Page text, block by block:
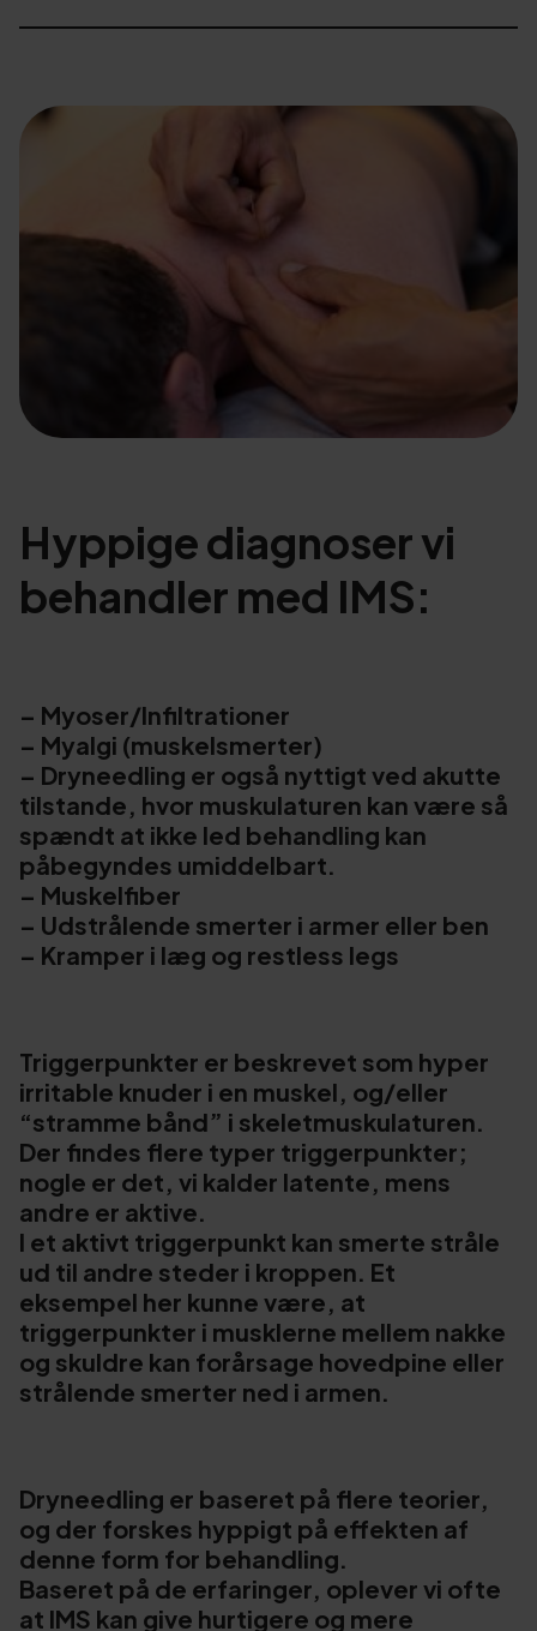
Hyppige diagnoser vi
behandler med IMS:
– Myoser/Infiltrationer
– Myalgi (muskelsmerter)
– Dryneedling er også nyttigt ved akutte
tilstande, hvor muskulaturen kan være så
spændt at ikke led behandling kan
påbegyndes umiddelbart.
– Muskelfiber
– Udstrålende smerter i armer eller ben
– Kramper i læg og restless legs
Triggerpunkter er beskrevet som hyper
irritable knuder i en muskel, og/eller
“stramme bånd” i skeletmuskulaturen.
Der findes flere typer triggerpunkter;
nogle er det, vi kalder latente, mens
andre er aktive.
I et aktivt triggerpunkt kan smerte stråle
ud til andre steder i kroppen. Et
eksempel her kunne være, at
triggerpunkter i musklerne mellem nakke
og skuldre kan forårsage hovedpine eller
strålende smerter ned i armen.
Dryneedling er baseret på flere teorier,
og der forskes hyppigt på effekten af
denne form for behandling.
Baseret på de erfaringer, oplever vi ofte
at IMS kan give hurtigere og mere